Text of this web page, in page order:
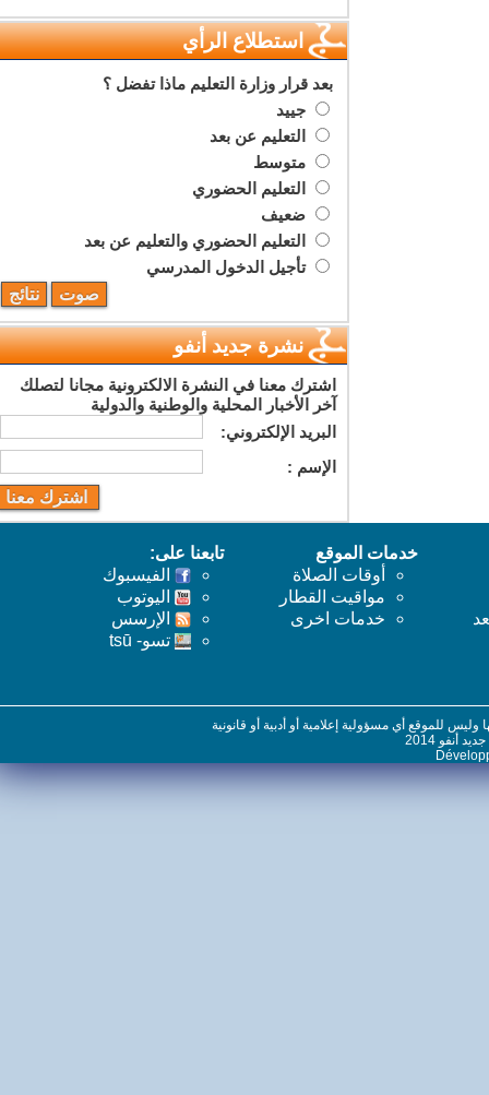
استطلاع الرأي
بعد قرار وزارة التعليم ماذا تفضل ؟
جييد
التعليم عن بعد
متوسط
التعليم الحضوري
ضعيف
التعليم الحضوري والتعليم عن بعد
تأجيل الدخول المدرسي
نشرة جديد أنفو
اشترك معنا في النشرة الالكترونية مجانا لتصلك
آخر الأخبار المحلية والوطنية والدولية
البريد اﻹلكتروني:
اﻹسم :
خدمات الموقع
أوقات الصلاة
مواقيت القطار
خدمات اخرى
تابعنا على:
الفيسبوك
اليوتوب
اﻹرسس
تسو- tsū
للموقع أي مسؤولية إعلامية أو أدبية أو قانونية
2014